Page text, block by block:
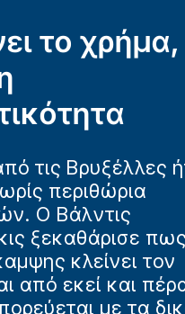
το χρήμα,
τις Βρυξέλλες
περιθώρια
Ο Βάλντις
ξεκαθάρισε
κλείνει τον
από εκεί και
με τα